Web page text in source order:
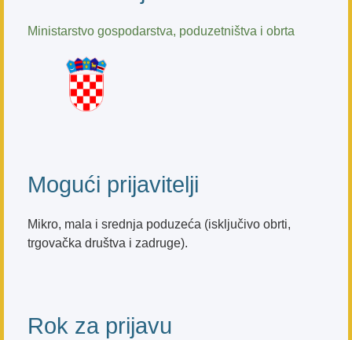
Ministarstvo gospodarstva, poduzetništva i obrta
Mogući prijavitelji
Mikro, mala i srednja poduzeća (isključivo obrti,
trgovačka društva i zadruge).
Rok za prijavu